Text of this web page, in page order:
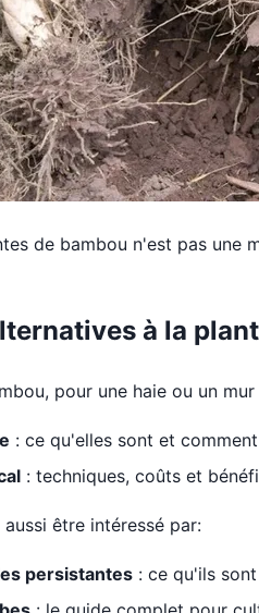
de bambou n'est pas une
à la
pour une haie ou un
: ce qu'elles sont et
: techniques, coûts et
être intéressé par:
persistantes : ce qu'ils